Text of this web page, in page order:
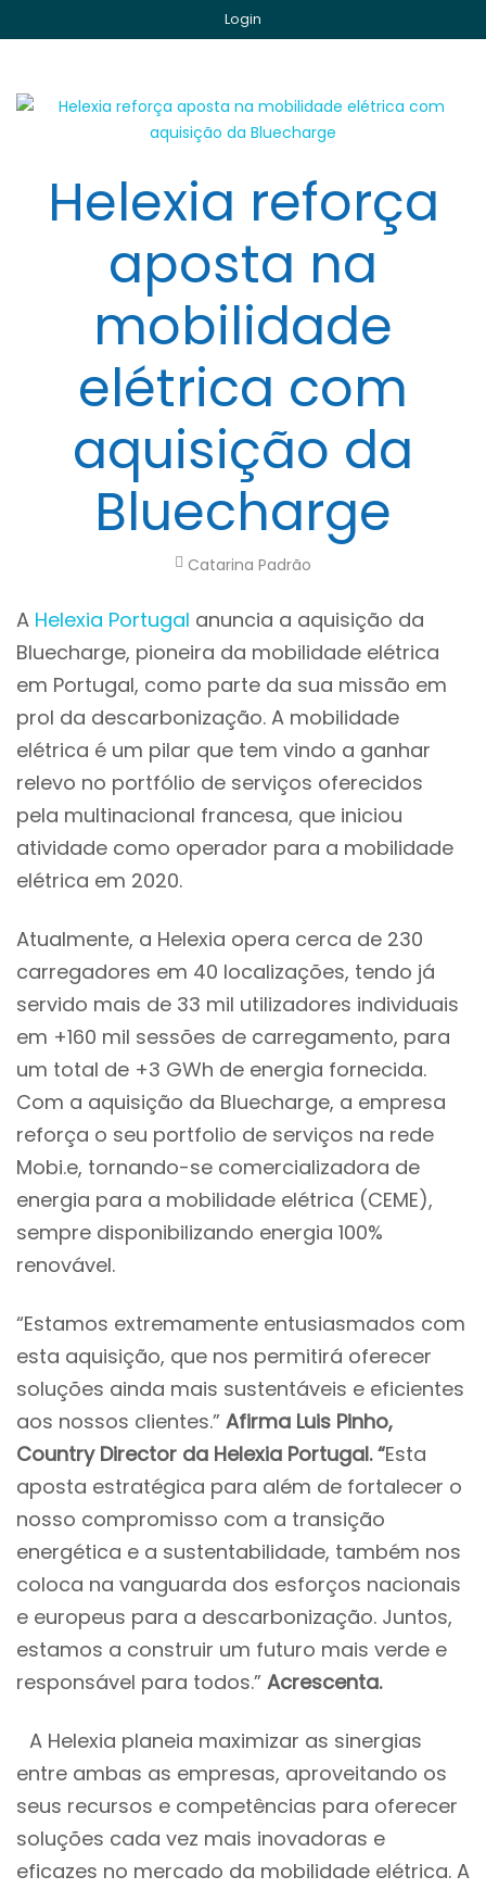
Login
Helexia reforça
aposta na
mobilidade
elétrica com
aquisição da
Bluecharge
Catarina Padrão
A Helexia Portugal anuncia a aquisição da
Bluecharge, pioneira da mobilidade elétrica
em Portugal, como parte da sua missão em
prol da descarbonização. A mobilidade
elétrica é um pilar que tem vindo a ganhar
relevo no portfólio de serviços oferecidos
pela multinacional francesa, que iniciou
atividade como operador para a mobilidade
elétrica em 2020.
Atualmente, a Helexia opera cerca de 230
carregadores em 40 localizações, tendo já
servido mais de 33 mil utilizadores individuais
em +160 mil sessões de carregamento, para
um total de +3 GWh de energia fornecida.
Com a aquisição da Bluecharge, a empresa
reforça o seu portfolio de serviços na rede
Mobi.e, tornando-se comercializadora de
energia para a mobilidade elétrica (CEME),
sempre disponibilizando energia 100%
renovável.
“Estamos extremamente entusiasmados com
esta aquisição, que nos permitirá oferecer
soluções ainda mais sustentáveis e eficientes
aos nossos clientes.” Afirma Luis Pinho,
Country Director da Helexia Portugal. “Esta
aposta estratégica para além de fortalecer o
nosso compromisso com a transição
energética e a sustentabilidade, também nos
coloca na vanguarda dos esforços nacionais
e europeus para a descarbonização. Juntos,
estamos a construir um futuro mais verde e
responsável para todos.” Acrescenta.
A Helexia planeia maximizar as sinergias
entre ambas as empresas, aproveitando os
seus recursos e competências para oferecer
soluções cada vez mais inovadoras e
eficazes no mercado da mobilidade elétrica. A